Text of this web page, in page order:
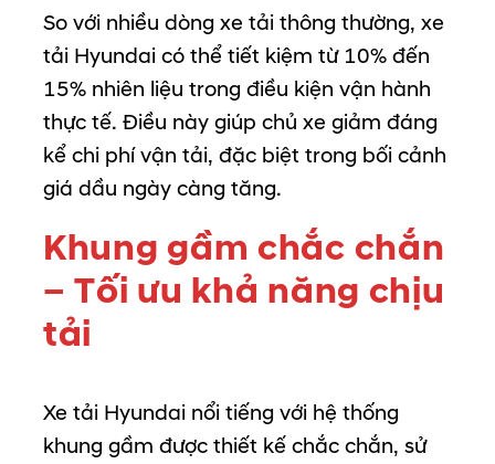
So với nhiều dòng xe tải thông thường, xe
tải Hyundai có thể tiết kiệm từ 10% đến
15% nhiên liệu trong điều kiện vận hành
thực tế. Điều này giúp chủ xe giảm đáng
kể chi phívận tải, đặc biệt trong bối cảnh
giá dầu ngày càng tăng.
Khunggầmchắc chắn
–Tối ưu khả năng chịu
tải
Xe tải Hyundai nổi tiếng với hệ thống
khung gầm được thiết kế chắc chắn, sử